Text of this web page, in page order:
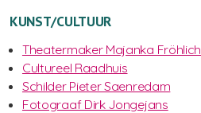
KUNST/CULTUUR
Theatermaker Majanka Fröhlich
Cultureel Raadhuis
Schilder Pieter Saenredam
Fotograaf Dirk Jongejans